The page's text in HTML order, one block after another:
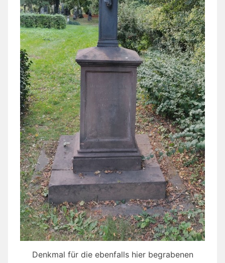
Denkmal für die ebenfalls hier begrabenen